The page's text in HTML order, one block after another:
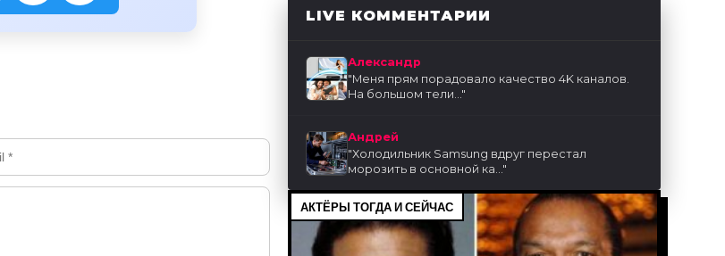
LIVE КОММЕНТАРИИ
Александр
"Меня прям порадовало качество 4K каналов.
На большом тели..."
Андрей
"Холодильник Samsung вдруг перестал
морозить в основной ка..."
АКТЁРЫ ТОГДА И СЕЙЧАС